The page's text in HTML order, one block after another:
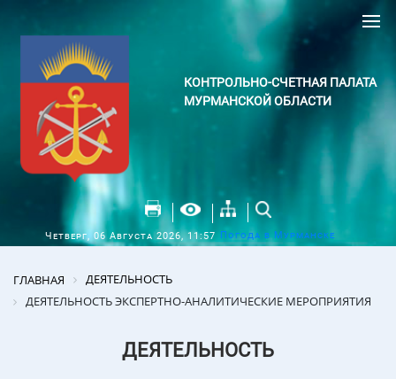
КОНТРОЛЬНО-СЧЕТНАЯ ПАЛАТА
МУРМАНСКОЙ ОБЛАСТИ
Четверг, 06 Августа 2026, 11:57 Погода в Мурманске
ГЛАВНАЯ
ДЕЯТЕЛЬНОСТЬ
ДЕЯТЕЛЬНОСТЬ ЭКСПЕРТНО-АНАЛИТИЧЕСКИЕ МЕРОПРИЯТИЯ
ДЕЯТЕЛЬНОСТЬ